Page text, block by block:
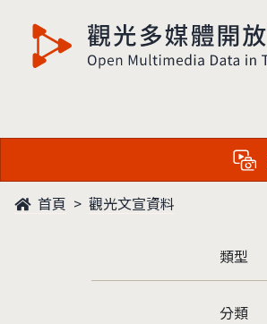
觀光多媒體開放資料
首頁 觀光文宣資料
類型
分類